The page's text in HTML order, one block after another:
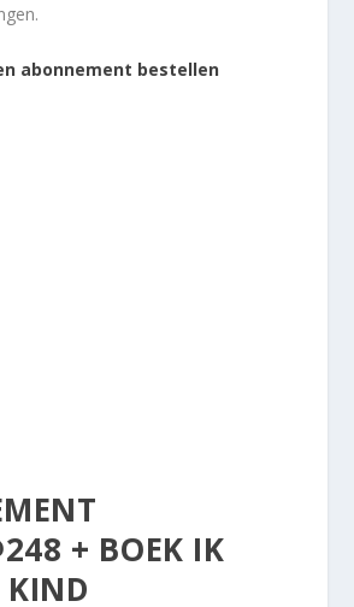
abonnement bestellen
+ BOEK IK
KIND